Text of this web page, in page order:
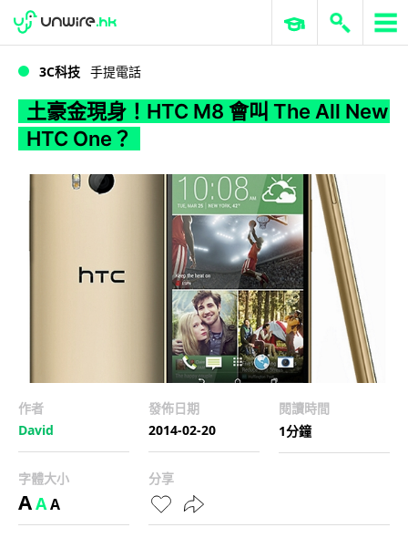
WWDC 2026 ERP 與商業 AI
3C科技 手提電話
土豪金現身！HTC M8 會叫 The All New
HTC One？
作者
David
發佈日期
2014-02-20
閱讀時間
1分鐘
字體大小
AAA
分享